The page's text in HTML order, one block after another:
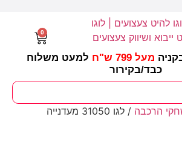
מעל 799 ש"ח
למעט משלוח
כבד/בקירור
0
הרכבה / לגו 31050 מעדנייה